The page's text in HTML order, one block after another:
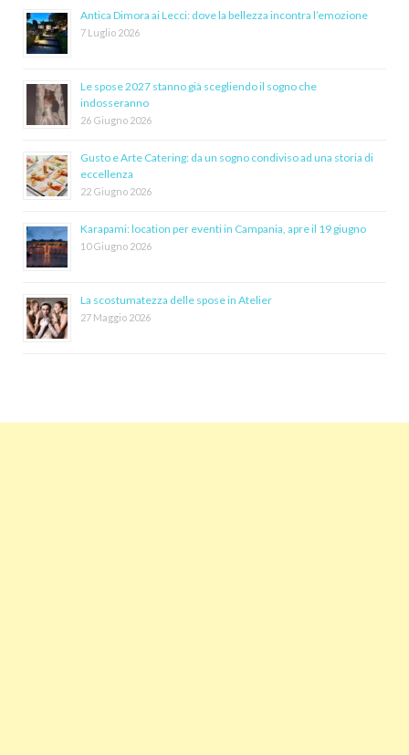
Antica Dimora ai Lecci: dove la bellezza incontra l’emozione
7 Luglio 2026
Le spose 2027 stanno già scegliendo il sogno che
indosseranno
26 Giugno 2026
Gusto e Arte Catering: da un sogno condiviso ad una storia di
eccellenza
22 Giugno 2026
Karapami: location per eventi in Campania, apre il 19 giugno
10 Giugno 2026
La scostumatezza delle spose in Atelier
27 Maggio 2026